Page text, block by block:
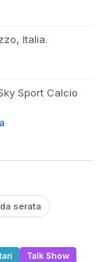
Italia.
Sport Calcio
serata
Talk Show